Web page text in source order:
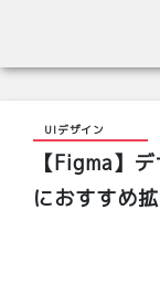
UIデザイン
【Figma】
におすすめ